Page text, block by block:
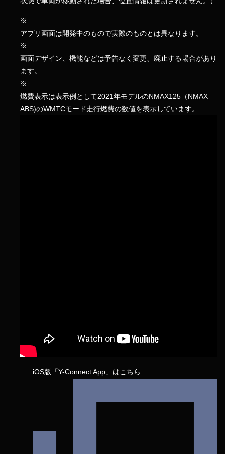
※
アプリ画面は開発中のもので実際のものとは異なります。
※
画面デザイン、機能などは予告なく変更、廃止する場合があり
ます。
※
燃費表示は表示例として2021年モデルのNMAX125（NMAX
ABS)のWMTCモード走行燃費の数値を表示しています。
iOS版「Y-Connect App」はこちら